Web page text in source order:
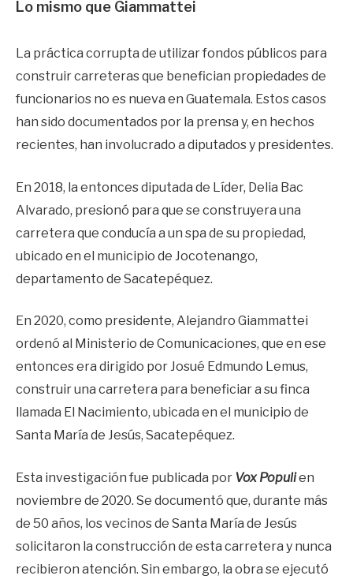
Lo mismo que Giammattei
La práctica corrupta de utilizar fondos públicos para
construir carreteras que benefician propiedades de
funcionarios no es nueva en Guatemala. Estos casos
han sido documentados por la prensa y, en hechos
recientes, han involucrado a diputados y presidentes.
En 2018, la entonces diputada de Líder, Delia Bac
Alvarado, presionó para que se construyera una
carretera que conducía a un spa de su propiedad,
ubicado en el municipio de Jocotenango,
departamento de Sacatepéquez.
En 2020, como presidente, Alejandro Giammattei
ordenó al Ministerio de Comunicaciones, que en ese
entonces era dirigido por Josué Edmundo Lemus,
construir una carretera para beneficiar a su finca
llamada El Nacimiento, ubicada en el municipio de
Santa María de Jesús, Sacatepéquez.
Esta investigación fue publicada por Vox Populien
noviembre de 2020. Se documentó que, durante más
de 50 años, los vecinos de Santa María de Jesús
solicitaron la construcción de esta carretera y nunca
recibieron atención. Sin embargo, la obra se ejecutó